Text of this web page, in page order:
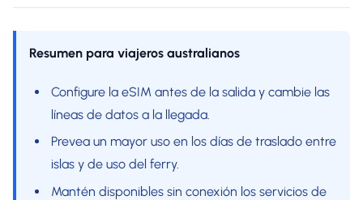
Resumen para viajeros australianos
Configure la eSIM antes de la salida y cambie las
líneas de datos a la llegada.
Prevea un mayor uso en los días de traslado entre
islas y de uso del ferry.
Mantén disponibles sin conexión los servicios de